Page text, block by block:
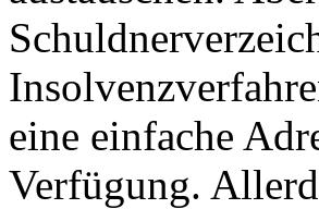
eine einfache
Verfügung.